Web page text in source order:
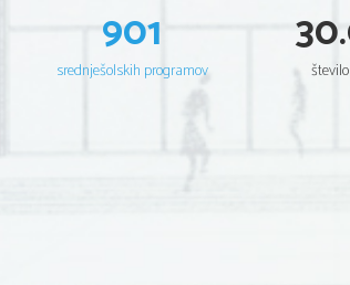
Vojna  je leta
vključil v svojo
bil tudi Lincoln, ki
901
srednješolskih programov